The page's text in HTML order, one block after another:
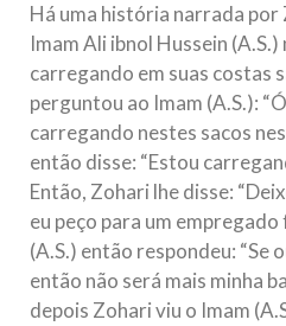
Há uma história narrada por
Imam Ali ibnol Hussein
carregando em suas costas
perguntou ao Imam (A.S.):
carregando nestes sacos
então disse: “Estou
Então, Zohari lhe disse:
eu peço para um empregado
(A.S.) então respondeu: “Se
então não será mais minha
depois Zohari viu o Imam